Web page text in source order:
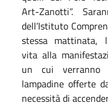
Art-Zanotti”.
dell’Istituto
stessa mattinata,
vita alla
un cui verranno
lampadine offerte
necessità di